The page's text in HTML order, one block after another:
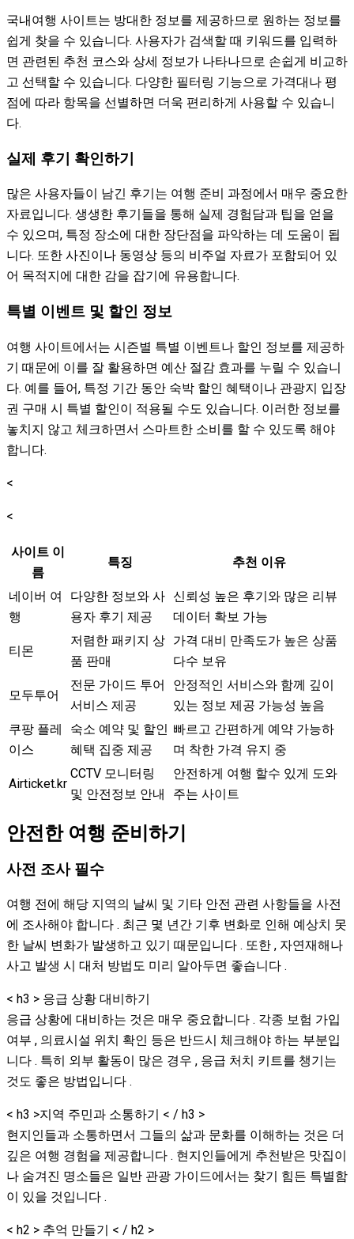
국내여행 사이트는 방대한 정보를 제공하므로 원하는 정보를
쉽게 찾을 수 있습니다. 사용자가 검색할 때 키워드를 입력하
면 관련된 추천 코스와 상세 정보가 나타나므로 손쉽게 비교하
고 선택할 수 있습니다. 다양한 필터링 기능으로 가격대나 평
점에 따라 항목을 선별하면 더욱 편리하게 사용할 수 있습니
다.
실제 후기 확인하기
많은 사용자들이 남긴 후기는 여행 준비 과정에서 매우 중요한
자료입니다. 생생한 후기들을 통해 실제 경험담과 팁을 얻을
수 있으며, 특정 장소에 대한 장단점을 파악하는 데 도움이 됩
니다. 또한 사진이나 동영상 등의 비주얼 자료가 포함되어 있
어 목적지에 대한 감을 잡기에 유용합니다.
특별 이벤트 및 할인 정보
여행 사이트에서는 시즌별 특별 이벤트나 할인 정보를 제공하
기 때문에 이를 잘 활용하면 예산 절감 효과를 누릴 수 있습니
다. 예를 들어, 특정 기간 동안 숙박 할인 혜택이나 관광지 입장
권 구매 시 특별 할인이 적용될 수도 있습니다. 이러한 정보를
놓치지 않고 체크하면서 스마트한 소비를 할 수 있도록 해야
합니다.
<
<
사이트 이
름
특징 추천 이유
네이버 여
행
다양한 정보와 사
용자 후기 제공
신뢰성 높은 후기와 많은 리뷰
데이터 확보 가능
티몬
저렴한 패키지 상
품 판매
가격 대비 만족도가 높은 상품
다수 보유
모두투어
전문 가이드 투어
서비스 제공
안정적인 서비스와 함께 깊이
있는 정보 제공 가능성 높음
쿠팡 플레
이스
숙소 예약 및 할인
혜택 집중 제공
빠르고 간편하게 예약 가능하
며 착한 가격 유지 중
Airticket.kr
CCTV 모니터링
및 안전정보 안내
안전하게 여행 할수 있게 도와
주는 사이트
안전한 여행 준비하기
사전 조사 필수
여행 전에 해당 지역의 날씨 및 기타 안전 관련 사항들을 사전
에 조사해야 합니다 . 최근 몇 년간 기후 변화로 인해 예상치 못
한 날씨 변화가 발생하고 있기 때문입니다 . 또한 , 자연재해나
사고 발생 시 대처 방법도 미리 알아두면 좋습니다 .
< h3 > 응급 상황 대비하기
응급 상황에 대비하는 것은 매우 중요합니다 . 각종 보험 가입
여부 , 의료시설 위치 확인 등은 반드시 체크해야 하는 부분입
니다 . 특히 외부 활동이 많은 경우 , 응급 처치 키트를 챙기는
것도 좋은 방법입니다 .
< h3 >지역 주민과 소통하기 < / h3 >
현지인들과 소통하면서 그들의 삶과 문화를 이해하는 것은 더
깊은 여행 경험을 제공합니다 . 현지인들에게 추천받은 맛집이
나 숨겨진 명소들은 일반 관광 가이드에서는 찾기 힘든 특별함
이 있을 것입니다 .
< h2 > 추억 만들기 < / h2 >